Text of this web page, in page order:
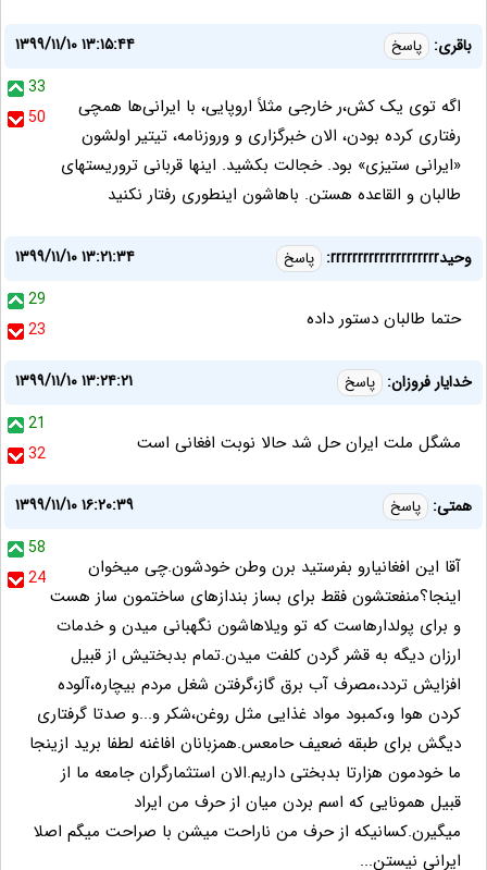
باقری: پاسخ
۱۳۹۹/۱۱/۱۰ ۱۳:۱۵:۴۴
33
50
اگه توی یک کش،ر خارجی مثلاً اروپایی، با ایرانی‌ها همچی
رفتاری کرده بودن، الان خبرگزاری و وروزنامه، تیتیر اولشون
«ایرانی ستیزی» بود. خجالت بکشید. اینها قربانی تروریستهای
طالبان و القاعده هستن. باهاشون اینطوری رفتار نکنید
وحیدrrrrrrrrrrrrrrrrrrrr: پاسخ
۱۳۹۹/۱۱/۱۰ ۱۳:۲۱:۳۴
29
23
حتما طالبان دستور داده
خدایار فروزان: پاسخ
۱۳۹۹/۱۱/۱۰ ۱۳:۲۴:۲۱
21
32
مشگل ملت ایران حل شد حالا نوبت افغانی است
همتی: پاسخ
۱۳۹۹/۱۱/۱۰ ۱۶:۲۰:۳۹
58
24
آقا این افغانیارو بفرستید برن وطن خودشون.چی میخوان
اینجا؟منفعتشون فقط برای بساز بندازهای ساختمون ساز هست
و برای پولدارهاست که تو ویلاهاشون نگهبانی میدن و خدمات
ارزان دیگه به قشر گردن کلفت میدن.تمام بدبختیش از قبیل
افزایش تردد،مصرف آب برق گاز،گرفتن شغل مردم بیچاره،آلوده
کردن هوا و،کمبود مواد غذایی مثل روغن،شکر و...و صدتا گرفتاری
دیگش برای طبقه ضعیف حامعس.همزبانان افاغنه لطفا برید ازینجا
ما خودمون هزارتا بدبختی داریم.الان استثمارگران جامعه ما از
قبیل همونایی که اسم بردن میان از حرف من ایراد
میگیرن.کسانیکه از حرف من ناراحت میشن با صراحت میگم اصلا
ایرانی نیستن...